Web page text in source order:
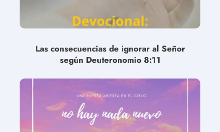
Las consecuencias de ignorar al Señor
según Deuteronomio 8:11